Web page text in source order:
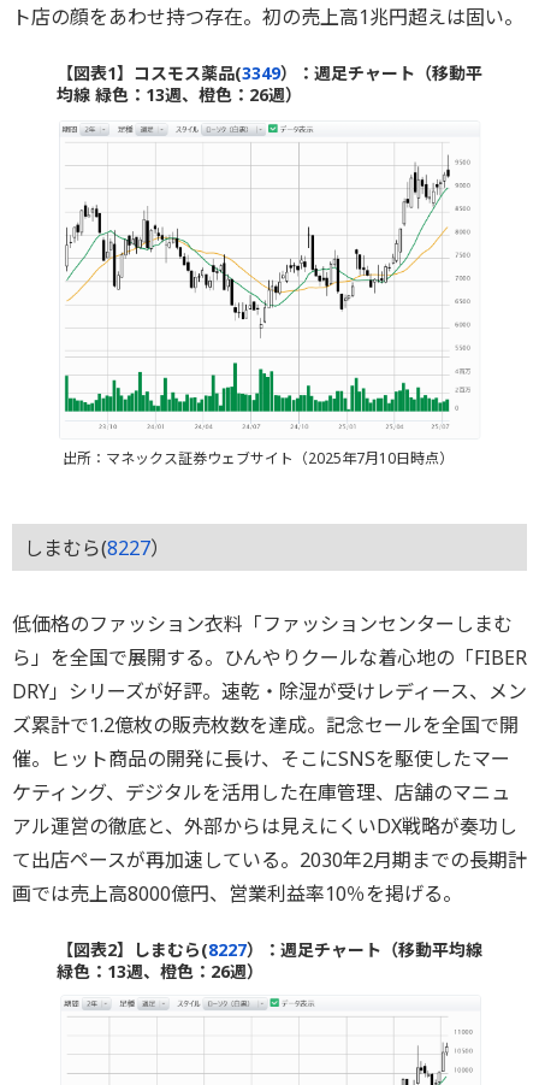
ト店の顔をあわせ持つ存在。初の売上高1兆円超えは固い。
【図表1】コスモス薬品(3349）：週足チャート（移動平
均線 緑色：13週、橙色：26週）
出所：マネックス証券ウェブサイト（2025年7月10日時点）
しまむら(8227）
低価格のファッション衣料「ファッションセンターしまむ
ら」を全国で展開する。ひんやりクールな着心地の「FIBER
DRY」シリーズが好評。速乾・除湿が受けレディース、メン
ズ累計で1.2億枚の販売枚数を達成。記念セールを全国で開
催。ヒット商品の開発に長け、そこにSNSを駆使したマー
ケティング、デジタルを活用した在庫管理、店舗のマニュ
アル運営の徹底と、外部からは見えにくいDX戦略が奏功し
て出店ペースが再加速している。2030年2月期までの長期計
画では売上高8000億円、営業利益率10％を掲げる。
【図表2】しまむら(8227）：週足チャート（移動平均線
緑色：13週、橙色：26週）